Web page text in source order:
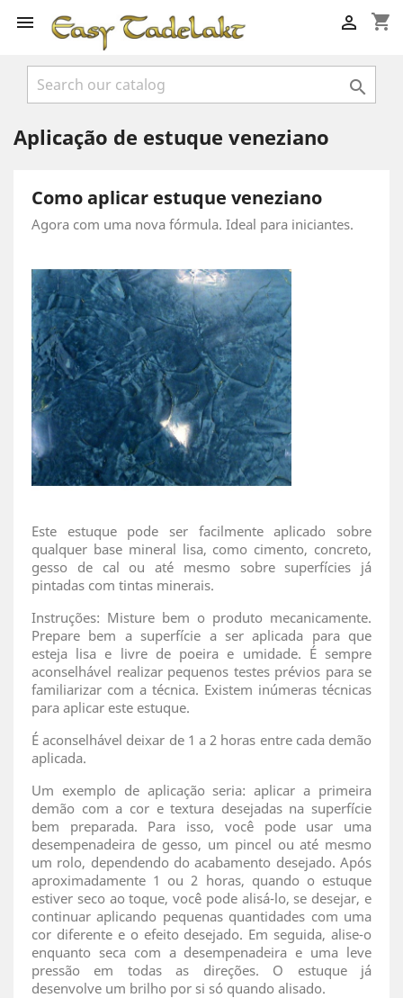
 shopping_cart


Aplicação de estuque veneziano
Como aplicar estuque veneziano
Agora com uma nova fórmula. Ideal para iniciantes.
Este estuque pode ser facilmente aplicado sobre
qualquer base mineral lisa, como cimento, concreto,
gesso de cal ou até mesmo sobre superfícies já
pintadas com tintas minerais.
Instruções: Misture bem o produto mecanicamente.
Prepare bem a superfície a ser aplicada para que
esteja lisa e livre de poeira e umidade. É sempre
aconselhável realizar pequenos testes prévios para se
familiarizar com a técnica. Existem inúmeras técnicas
para aplicar este estuque.
É aconselhável deixar de 1 a 2 horas entre cada demão
aplicada.
Um exemplo de aplicação seria: aplicar a primeira
demão com a cor e textura desejadas na superfície
bem preparada. Para isso, você pode usar uma
desempenadeira de gesso, um pincel ou até mesmo
um rolo, dependendo do acabamento desejado. Após
aproximadamente 1 ou 2 horas, quando o estuque
estiver seco ao toque, você pode alisá-lo, se desejar, e
continuar aplicando pequenas quantidades com uma
cor diferente e o efeito desejado. Em seguida, alise-o
enquanto seca com a desempenadeira e uma leve
pressão em todas as direções. O estuque já
desenvolve um brilho por si só quando alisado.